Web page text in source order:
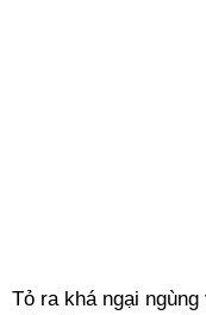
Tỏ ra khá ngại